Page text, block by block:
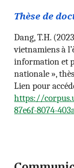
Thèse de
Dang, T.H.
vietnamiens à
information et
nationale »,
Lien pour
https://
87e6f-8074-